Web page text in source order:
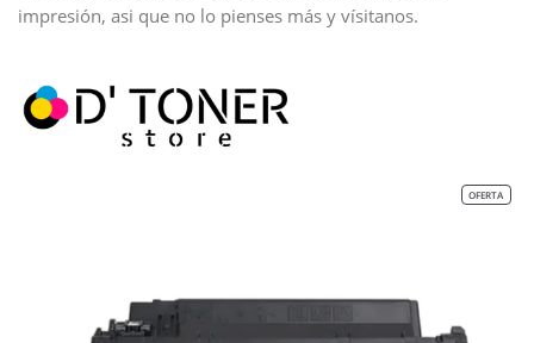
impresión, asi que no lo pienses más y vísitanos.
OFERTA